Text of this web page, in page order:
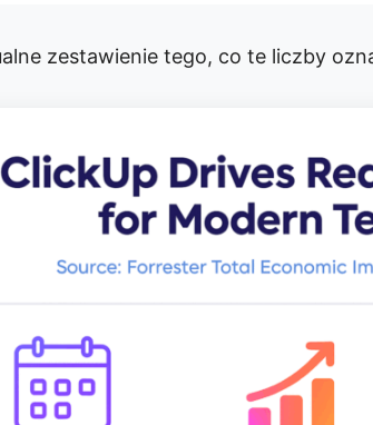
zestawienie tego, co te liczby